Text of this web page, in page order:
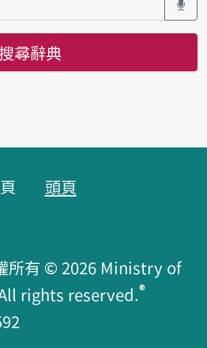
搜尋辭典
頭頁
所有 © 2026 Ministry of
rights reserved.®